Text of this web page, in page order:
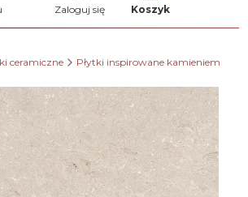
Zaloguj się Koszyk
ceramiczne Płytki inspirowane kamieniem